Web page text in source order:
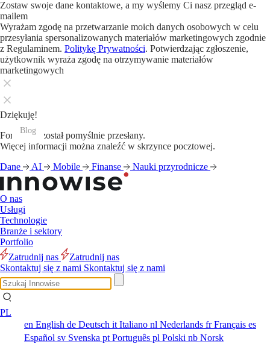
Zostaw swoje dane kontaktowe, a my wyślemy Ci nasz przegląd e-
mailem
Wyrażam zgodę na przetwarzanie moich danych osobowych w celu
przesyłania spersonalizowanych materiałów marketingowych zgodnie
z Regulaminem. Politykę Prywatności. Potwierdzając zgłoszenie,
użytkownik wyraża zgodę na otrzymywanie materiałów
marketingowych
Dziękuję!
Formularz został pomyślnie przesłany.
Więcej informacji można znaleźć w skrzynce pocztowej.
Dane
AI Mobile Finanse Nauki przyrodnicze
O nas
Usługi
Technologie
Branże i sektory
Portfolio
Zatrudnij nas
Zatrudnij nas
Skontaktuj się z nami Skontaktuj się z nami
PL
en English de Deutsch it Italiano nl Nederlands frFrançais es
Español sv Svenska pt Português pl Polski nb Norsk
Blog
Blog
Blog
Blog
Blog
Blog
Blog
Blog
Blog
Blog
Blog
Blog